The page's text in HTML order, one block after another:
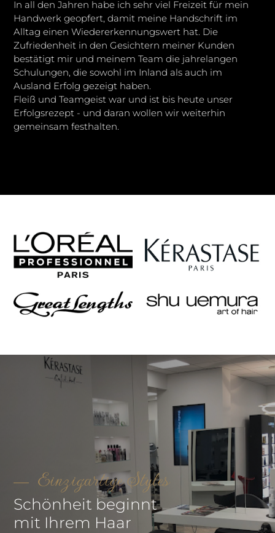
In all den Jahren habe ich sehr viel Freizeit für mein
Handwerk geopfert, damit meine Handschrift im
Alltag einen Wiedererkennungswert hat. Die
Zufriedenheit in den Gesichtern meiner Kunden
bestätigt mir und meinem Team die jahrelangen
Schulungen, die sowohl im Inland als auch im
Ausland Erfolg gezeigt haben.
Fleiß und Teamgeist war und ist bis heute unser
Erfolgsrezept - und daran wollen wir weiterhin
gemeinsam festhalten.
Einzigartige Styles
Schönheit beginnt
mit Ihrem Haar